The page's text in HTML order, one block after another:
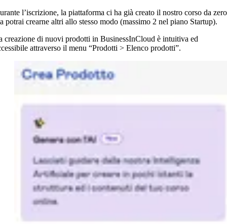
l’iscrizione, la piattaforma ci ha già creato il nostro corso da
potrai crearne altri allo stesso modo (massimo 2 nel piano Startup).
creazione di nuovi prodotti in BusinessInCloud è intuitiva ed
attraverso il menu “Prodotti > Elenco prodotti”.